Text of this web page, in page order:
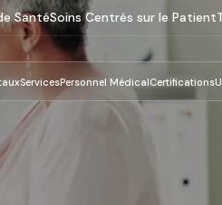
SantéSoins Centrés sur le Patient
ServicesPersonnel MédicalCertifications